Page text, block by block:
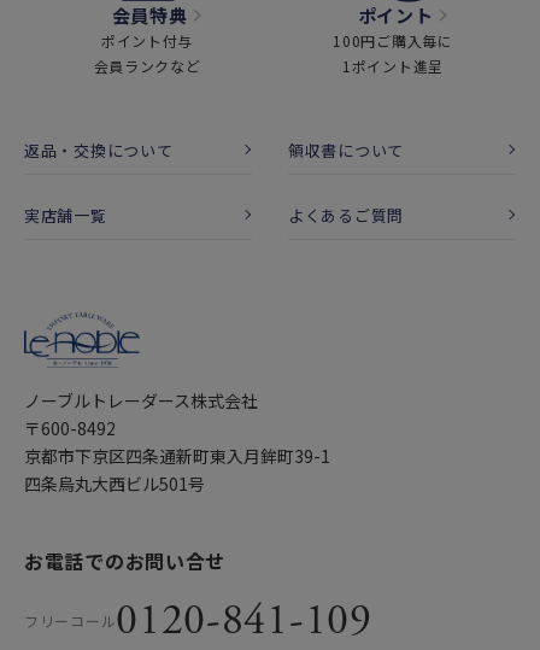
会員特典
ポイント付与
会員ランクなど
ポイント
100円ご購入毎に
1ポイント進呈
返品・交換について 領収書について
実店舗一覧 よくあるご質問
ノーブルトレーダース株式会社
〒600-8492
京都市下京区四条通新町東入月鉾町39-1
四条烏丸大西ビル501号
お電話でのお問い合せ
フリーコール0120-841-109